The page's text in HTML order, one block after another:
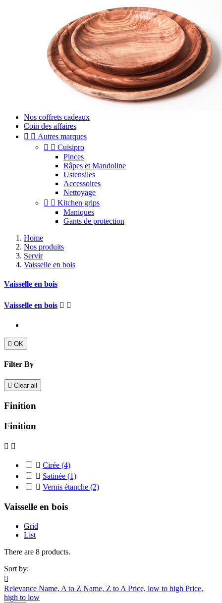
Nos coffrets cadeaux
Coin des affaires
  Autres marques
  Cuisipro
Pinces
Râpes et Mandoline
Ustensiles
Accessoires
Nettoyage
  Kitchen grips
Maniques
Gants de protection
Home
Nos produits
Servir
Vaisselle en bois
Vaisselle en bois
Vaisselle en bois  
 OK
Filter By
 Clear all
Finition
Finition
 
 Cirée (4)
 Satinée (1)
 Vernis étanche (2)
Vaisselle en bois
Grid
List
There are 8 products.
Sort by:

Relevance Name, A to Z Name, Z to A Price, low to high Price,
high to low